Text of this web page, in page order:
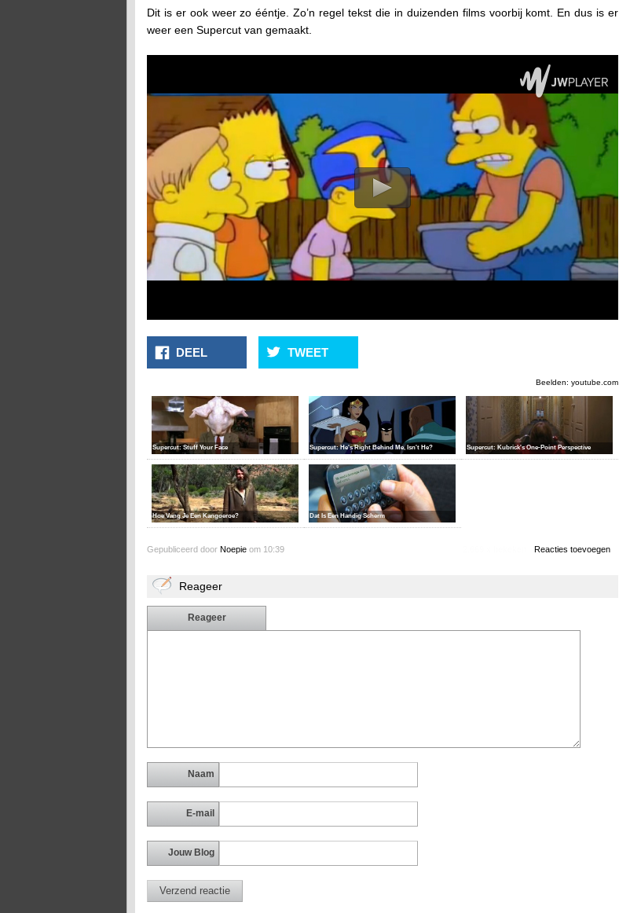
Dit is er ook weer zo ééntje. Zo’n regel tekst die in duizenden films voorbij komt. En dus is er
weer een Supercut van gemaakt.
DEEL TWEET
Beelden: youtube.com
Supercut: Stuff Your Face Supercut: He's Right Behind Me, Isn't He? Supercut: Kubrick's One-Point Perspective
Hoe Vang Je Een Kangoeroe? Dat Is Een Handig Scherm
Gepubliceerd door Noepie om 10:39 Reacties toevoegen
Reageer
Reageer
Naam
E-mail
Jouw Blog